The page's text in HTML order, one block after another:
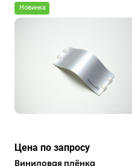
Новинка
Цена по запросу
Виниловая плёнка